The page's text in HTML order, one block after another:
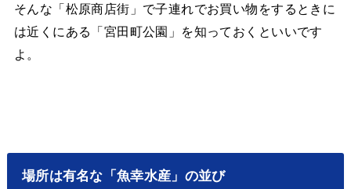
そんな「松原商店街」で子連れでお買い物をするときに
は近くにある「宮田町公園」を知っておくといいです
よ。
場所は有名な「魚幸水産」の並び